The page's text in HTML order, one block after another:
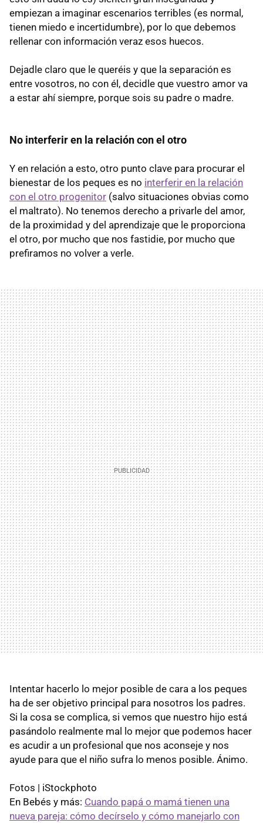
empiezan a imaginar escenarios terribles (es normal,
tienen miedo e incertidumbre), por lo que debemos
rellenar con información veraz esos huecos.
Dejadle claro que le queréis y que la separación es
entre vosotros, no con él, decidle que vuestro amor va
a estar ahí siempre, porque sois su padre o madre.
No interferir en la relación con el otro
Y en relación a esto, otro punto clave para procurar el
bienestar de los peques es no interferir en la relación
con el otro progenitor (salvo situaciones obvias como
el maltrato). No tenemos derecho a privarle del amor,
de la proximidad y del aprendizaje que le proporciona
el otro, por mucho que nos fastidie, por mucho que
prefiramos no volver a verle.
Intentar hacerlo lo mejor posible de cara a los peques
ha de ser objetivo principal para nosotros los padres.
Si la cosa se complica, si vemos que nuestro hijo está
pasándolo realmente mal lo mejor que podemos hacer
es acudir a un profesional que nos aconseje y nos
ayude para que el niño sufra lo menos posible. Ánimo.
Fotos | iStockphoto
En Bebés y más: Cuando papá o mamá tienen una
nueva pareja: cómo decírselo y cómo manejarlo con